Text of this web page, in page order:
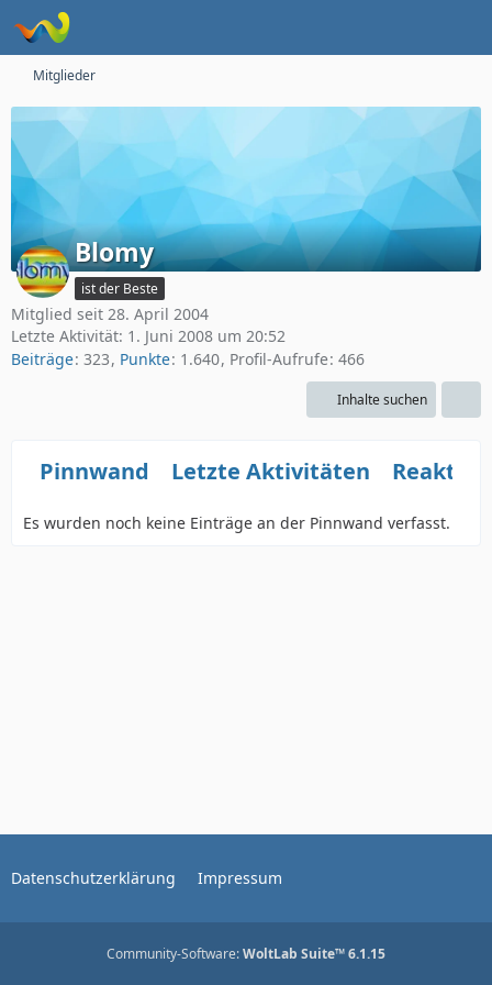
Mitglieder
Blomy
ist der Beste
Mitglied seit 28. April 2004
Letzte Aktivität: 1. Juni 2008 um 20:52
Beiträge 323 Punkte 1.640 Profil-Aufrufe 466
Inhalte suchen
Pinnwand Letzte Aktivitäten
Es wurden noch keine Einträge an der Pinnwand verfasst.
Datenschutzerklärung Impressum
Community-Software:WoltLab Suite™ 6.1.15